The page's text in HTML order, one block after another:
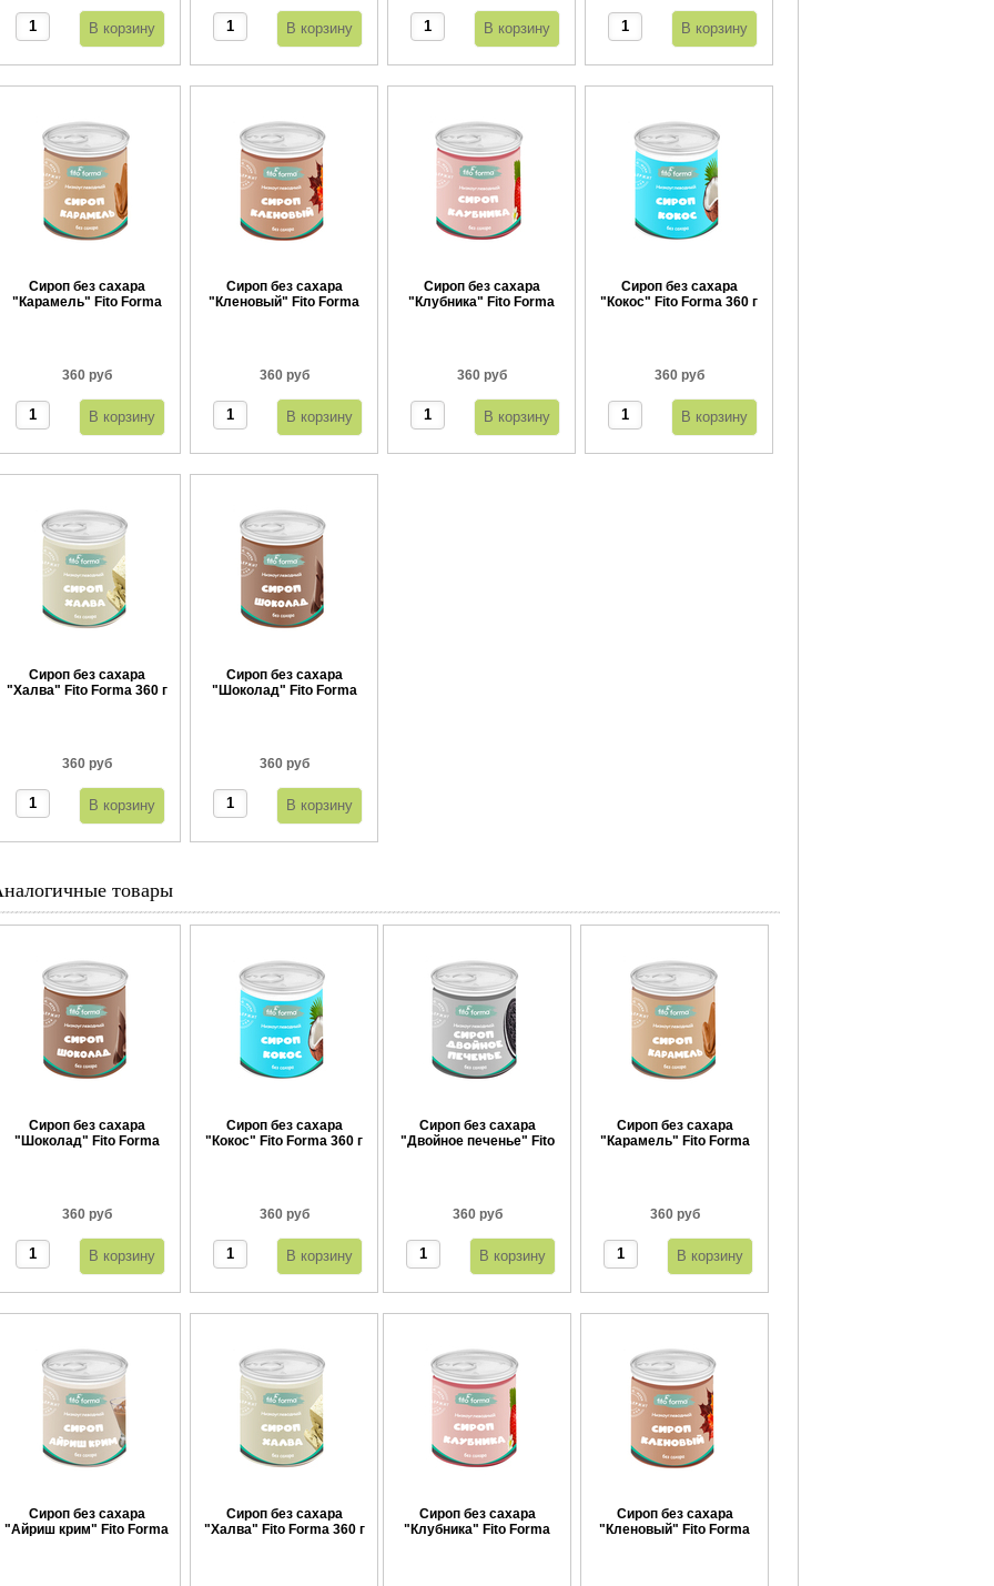
Сироп без сахара
"Карамель" Fito Forma
360 руб
Сироп без сахара
"Кленовый" Fito Forma
360 руб
Сироп без сахара
"Клубника" Fito Forma
360 руб
Сироп без сахара
"Кокос" Fito Forma 360 г
360 руб
Сироп без сахара
"Халва" Fito Forma 360 г
360 руб
Сироп без сахара
"Шоколад" Fito Forma
360 руб
товары
Сироп без сахара
"Шоколад" Fito Forma
360 руб
Сироп без сахара
"Кокос" Fito Forma 360 г
360 руб
Сироп без сахара
"Двойное печенье" Fito
360 руб
Сироп без сахара
"Карамель" Fito Forma
360 руб
Сироп без сахара
"Айриш крим" Fito Forma
Сироп без сахара
"Халва" Fito Forma 360 г
Сироп без сахара
"Клубника" Fito Forma
Сироп без сахара
"Кленовый" Fito Forma